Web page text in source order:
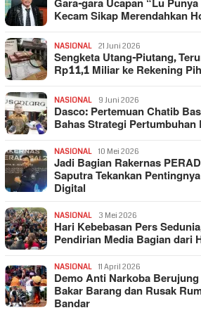
Gara-gara Ucapan “Lu
Kecam Sikap Merendahkan
NASIONAL 21 Juni 2026
Sengketa Utang-Piutang,
Rp11,1 Miliar ke Rekening
NASIONAL 9 Juni 2026
Dasco: Pertemuan Chatib
Bahas Strategi Pertumbuhan
NASIONAL 10 Mei 2026
Jadi Bagian Rakernas
Saputra Tekankan
Digital
NASIONAL 3 Mei 2026
Hari Kebebasan Pers
Pendirian Media Bagian dari
NASIONAL 11 April 2026
Demo Anti Narkoba
Bakar Barang dan Rusak
Bandar